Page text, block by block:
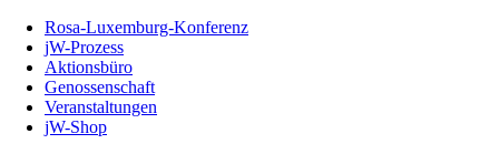
Inhalt
Seite
Rosa-Luxemburg-Konferenz
jW-Prozess
Aktionsbüro
Genossenschaft
Veranstaltungen
jW-Shop